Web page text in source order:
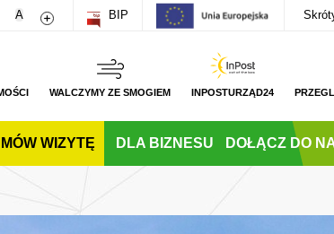
Zmniejsz rozmiar czcionki
A Zwiększ rozmiar czcionki
BIP
WALCZYMY ZE SMOGIEM INPOSTURZĄD24
WIZYTĘ DLA BIZNESU DOŁĄCZ DO